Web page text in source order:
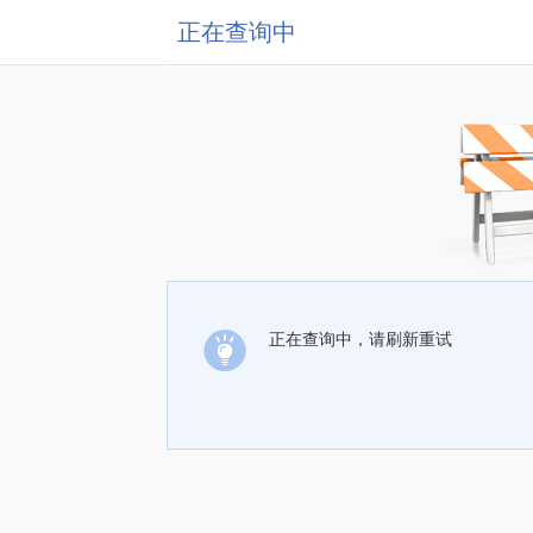
正在查询中
正在查询中，请刷新重试